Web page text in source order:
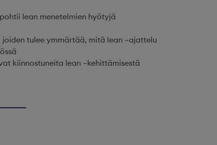
lean menetelmien hyötyjä
joiden tulee ymmärtää, mitä lean –ajattelu
kiinnostuneita lean –kehittämisestä